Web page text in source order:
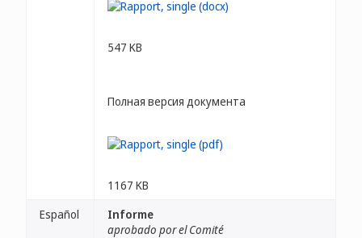
547 KB
Полная версия документа
1167 KB
Español
Informe
aprobado por el Comité